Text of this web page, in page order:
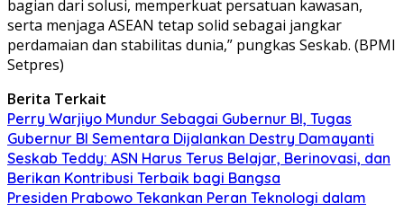
bagian dari solusi, memperkuat persatuan kawasan,
serta menjaga ASEAN tetap solid sebagai jangkar
perdamaian dan stabilitas dunia,” pungkas Seskab. (BPMI
Setpres)
Berita Terkait
Perry Warjiyo Mundur Sebagai Gubernur BI, Tugas
Gubernur BI Sementara Dijalankan Destry Damayanti
Seskab Teddy: ASN Harus Terus Belajar, Berinovasi, dan
Berikan Kontribusi Terbaik bagi Bangsa
Presiden Prabowo Tekankan Peran Teknologi dalam